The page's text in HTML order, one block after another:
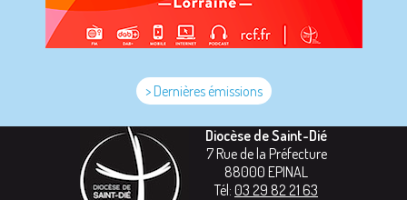
> Dernières émissions
Diocèse de Saint-Dié
7 Rue de la Préfecture
88000 EPINAL
Tél: 03 29 82 21 63